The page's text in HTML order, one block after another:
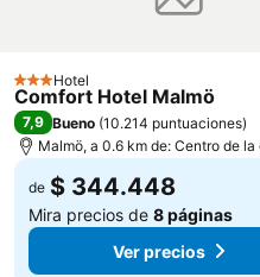
3 Estrellas
Hotel
Comfort Hotel Malmö
7,9 Bueno (10.214 puntuaciones)
Malmö, a 0.6 km de: Centro de
de $ 344.448
Mira precios de 8 páginas
Ver precios